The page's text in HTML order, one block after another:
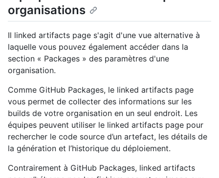
organisations
Il linked artifacts page s'agit d'une vue alternative à
laquelle vous pouvez également accéder dans la
section « Packages » des paramètres d'une
organisation.
Comme GitHub Packages, le linked artifacts page
vous permet de collecter des informations sur les
builds de votre organisation en un seul endroit. Les
équipes peuvent utiliser le linked artifacts page pour
rechercher le code source d’un artefact, les détails de
la génération et l’historique du déploiement.
Contrairement à GitHub Packages, linked artifacts